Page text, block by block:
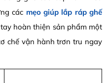
các mẹo giúp lắp ráp ghế
hoàn thiện sản phẩm một
chế vận hành trơn tru ngay